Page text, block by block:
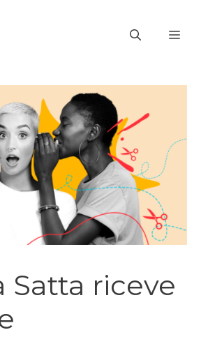
Satta riceve